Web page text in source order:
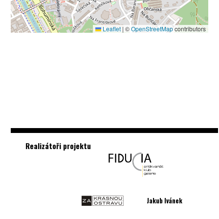
Leaflet | ©OpenStreetMapcontributors
Realizátoři projektu
Jakub Ivánek